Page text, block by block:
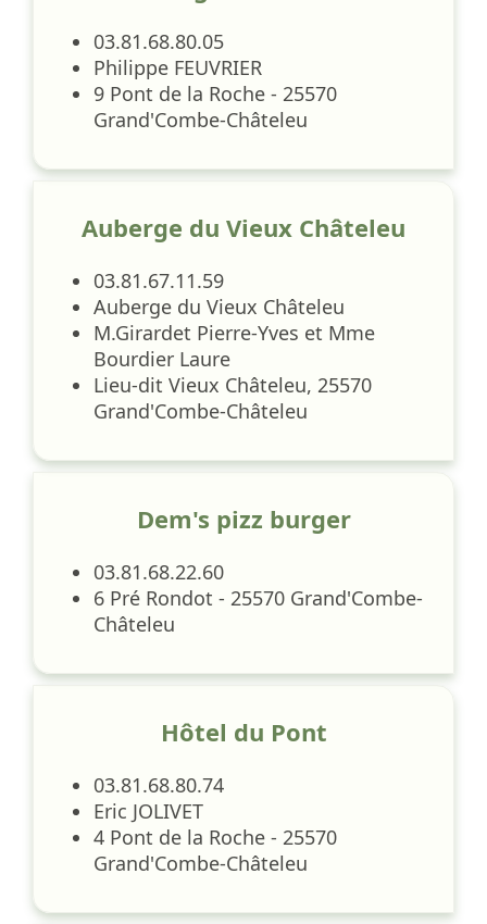
03.81.68.80.05
Philippe FEUVRIER
9 Pont de la Roche - 25570
Grand'Combe-Châteleu
Auberge du Vieux Châteleu
03.81.67.11.59
Auberge du Vieux Châteleu
M.Girardet Pierre-Yves et Mme
Bourdier Laure
Lieu-dit Vieux Châteleu, 25570
Grand'Combe-Châteleu
Dem's pizz burger
03.81.68.22.60
6 Pré Rondot - 25570 Grand'Combe-
Châteleu
Hôtel du Pont
03.81.68.80.74
Eric JOLIVET
4 Pont de la Roche - 25570
Grand'Combe-Châteleu